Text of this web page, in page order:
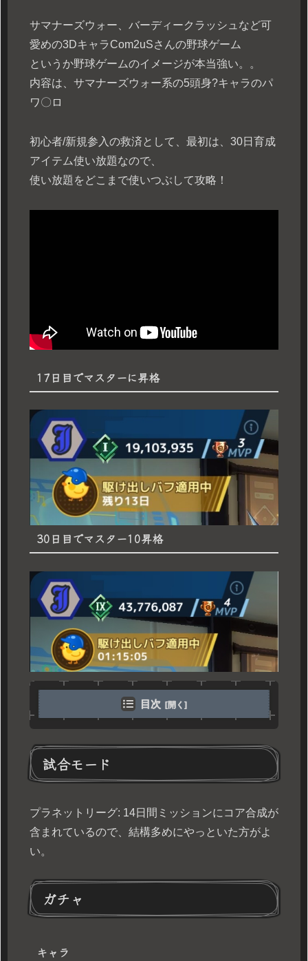
サマナーズウォー、バーディークラッシュなど可
愛めの3DキャラCom2uSさんの野球ゲーム
というか野球ゲームのイメージが本当強い。。
内容は、サマナーズウォー系の5頭身?キャラのパ
ワ〇ロ
初心者/新規参入の救済として、最初は、30日育成
アイテム使い放題なので、
使い放題をどこまで使いつぶして攻略！
17日目でマスターに昇格
30日目でマスター10昇格
目次
試合モード
プラネットリーグ: 14日間ミッションにコア合成が
含まれているので、 結構多めにやっといた方がよ
い。
ガチャ
キャラ